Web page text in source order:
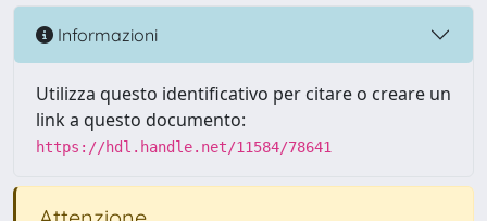
Informazioni
Utilizza questo identificativo per citare o creare un
link a questo documento:
https://hdl.handle.net/11584/78641